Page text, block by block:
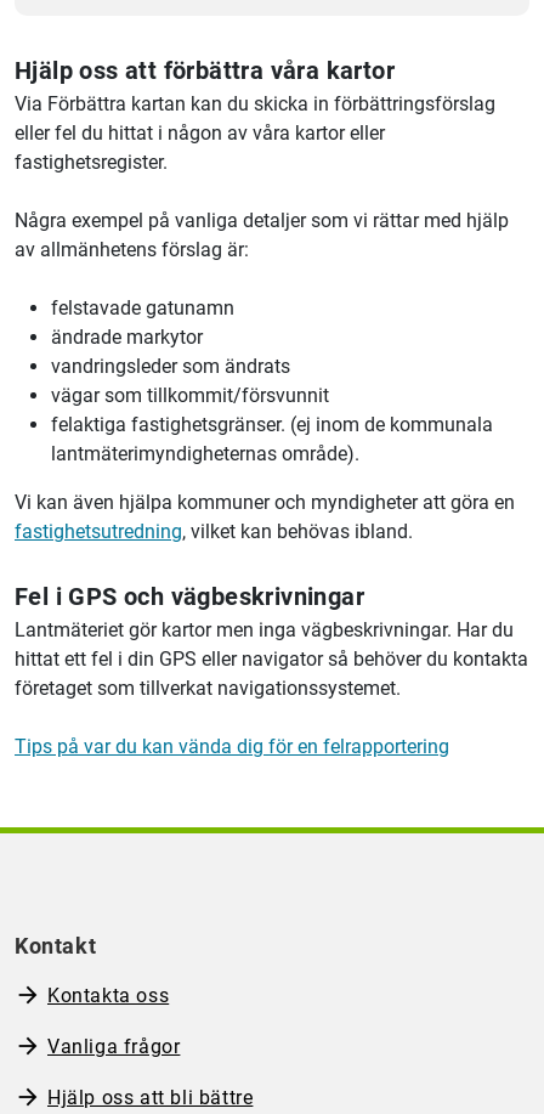
Hjälp oss att förbättra våra kartor
Via Förbättra kartan kan du skicka in förbättringsförslag
eller fel du hittat i någon av våra kartor eller
fastighetsregister.
Några exempel på vanliga detaljer som vi rättar med hjälp
av allmänhetens förslag är:
felstavade gatunamn
ändrade markytor
vandringsleder som ändrats
vägar som tillkommit/försvunnit
felaktiga fastighetsgränser. (ej inom de kommunala
lantmäterimyndigheternas område).
Vi kan även hjälpa kommuner och myndigheter att göra en
fastighetsutredning, vilket kan behövas ibland.
Fel i GPS och vägbeskrivningar
Lantmäteriet gör kartor men inga vägbeskrivningar. Har du
hittat ett fel i din GPS eller navigator så behöver du kontakta
företaget som tillverkat navigationssystemet.
Tips på var du kan vända dig för en felrapportering
Kontakt
Kontakta oss
Vanliga frågor
Hjälp oss att bli bättre